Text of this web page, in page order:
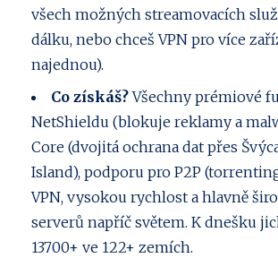
všech možných streamovacích
dálku, nebo chceš VPN pro více
najednou).
Co získáš?Všechny prémiové
NetShieldu (blokuje reklamy a
Core (dvojitá ochrana dat přes
Island), podporu pro P2P
VPN, vysokou rychlost a hlavně
serverů napříč světem. K dnešku
13700+ ve 122+ zemích.